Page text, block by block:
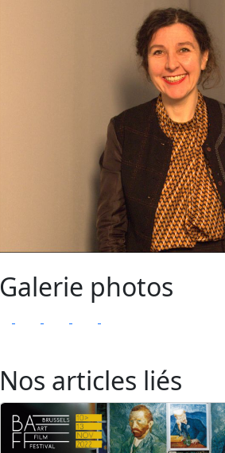
Galerie photos
Nos articles liés